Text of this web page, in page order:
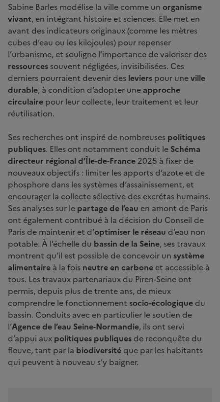
Sabine Barles modélise la ville comme un organisme
vivant, en intégrant histoire et sciences. Elle met en
avant des indicateurs originaux (comme les mètres
cubes d’eau ou les kilojoules) pour repenser
l’urbanisme, et souligne l’importance de valoriser des
ressources souvent négligées, invisibilisées. Ces
derniers pourraient devenir des leviers pour uneville
durable, à condition d’adopter une approche
circulaire pour leur collecte, leur traitement et leur
réutilisation.
Ses recherches ont inspiré de nombreuses politiques
publiques. Elles ont notamment conduit le Schéma
directeur régional d’Île-de-France 2025 à fixer de
nouveaux objectifs : limiter les apports d’azote et de
phosphore dans les systèmes d’assainissement, et
encourager la collecte sélective des excrétas humains.
Ses analyses sur le partage de l’eau en amont de Paris
ont également contribué à la décision du Conseil de
Paris de maintenir et d’optimiser le réseau d’eau non
potable. À l’échelle du bassin de la Seine, ses travaux
montrent qu’il est possible de concevoir un système
alimentaire à la fois neutre en carbone et accessible à
tous. Les travaux partenariaux du Piren-Seine ont
permis, depuis plus de trente ans, de mieux
comprendre le fonctionnement socio-écologique du
bassin. Conduits avec en particulier le soutien de
l’Agence de l’eau Seine-Normandie, ils ont servi
d’appui aux politiques publiques de reconquête du
fleuve, tant par la biodiversité que par les habitants
qui peuvent à nouveau s’y baigner.